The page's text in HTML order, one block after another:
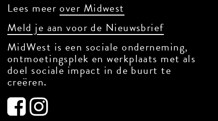
Lees meer over Midwest
Meld je aan voor de Nieuwsbrief
MidWest is een sociale onderneming,
ontmoetingsplek en werkplaats met als
doel sociale impact in de buurt te
creëren.